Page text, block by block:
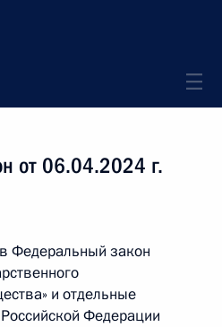
от 06.04.2024 г.
Федеральный закон
и отдельные
Федерации